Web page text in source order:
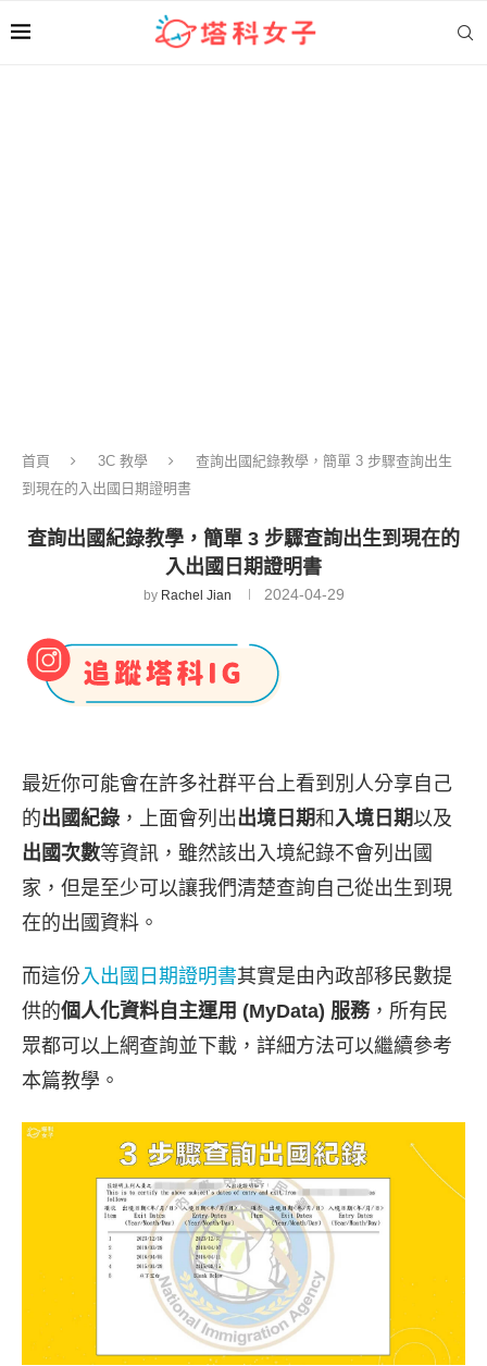
首頁 3C 教學
查詢出國紀錄教學，簡單 3 步驟查詢出生
到現在的入出國日期證明書
查詢出國紀錄教學，簡單 3 步驟查詢出生到現在的
入出國日期證明書
by Rachel Jian 2024-04-29
最近你可能會在許多社群平台上看到別人分享自己
的出國紀錄 ，上面會列出出境日期和 入境日期以及
出國次數等資訊，雖然該出入境紀錄不會列出國
家，但是至少可以讓我們清楚查詢自己從出生到現
在的出國資料。
而這份入出國日期證明書其實是由內政部移民數提
供的個人化資料自主運用 (MyData) 服務，所有民
眾都可以上網查詢並下載，詳細方法可以繼續參考
本篇教學。